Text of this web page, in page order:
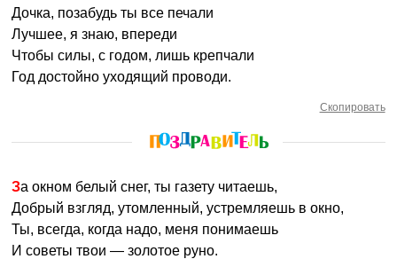
Дочка, позабудь ты все печали
Лучшее, я знаю, впереди
Чтобы силы, с годом, лишь крепчали
Год достойно уходящий проводи.
Скопировать
За окном белый снег, ты газету читаешь,
Добрый взгляд, утомленный, устремляешь в окно,
Ты, всегда, когда надо, меня понимаешь
И советы твои — золотое руно.